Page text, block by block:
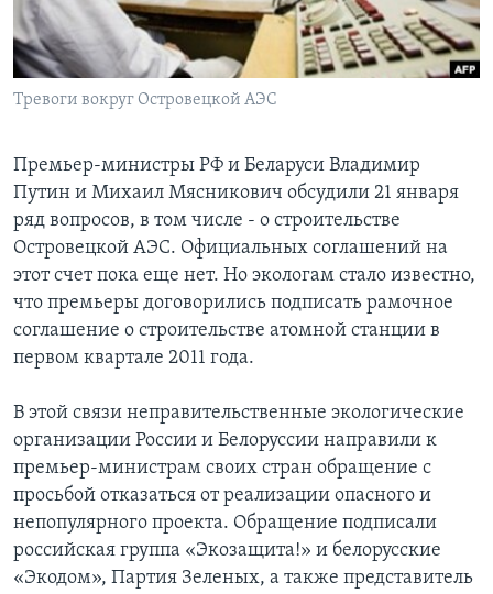
Learning English
СОЦИАЛЬНЫЕ СЕТИ
Языки
Тревоги вокруг Островецкой АЭС
Премьер-министры РФ и Беларуси Владимир
Путин и Михаил Мясникович обсудили 21 января
ряд вопросов, в том числе - о строительстве
Островецкой АЭС. Официальных соглашений на
этот счет пока еще нет. Но экологам стало известно,
что премьеры договорились подписать рамочное
соглашение о строительстве атомной станции в
первом квартале 2011 года.
В этой связи неправительственные экологические
организации России и Белоруссии направили к
премьер-министрам своих стран обращение с
просьбой отказаться от реализации опасного и
непопулярного проекта. Обращение подписали
российская группа «Экозащита!» и белорусские
«Экодом», Партия Зеленых, а также представитель